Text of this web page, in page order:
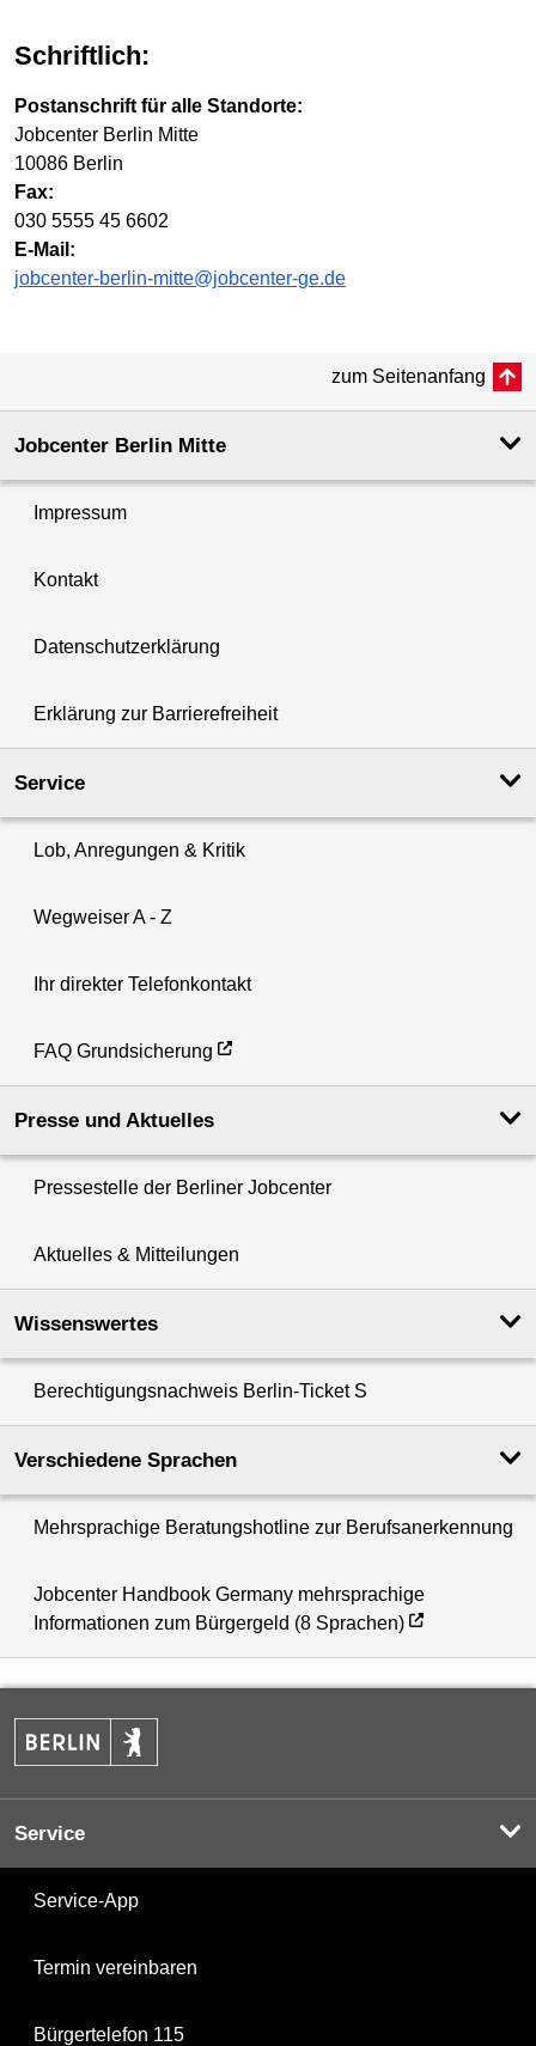
Schriftlich:
Postanschrift für alle Standorte:
Jobcenter Berlin Mitte
10086 Berlin
Fax:
030 5555 45 6602
E-Mail:
jobcenter-berlin-mitte@jobcenter-ge.de
zum Seitenanfang
Jobcenter Berlin Mitte
Impressum
Kontakt
Datenschutzerklärung
Erklärung zur Barrierefreiheit
Service
Lob, Anregungen & Kritik
Wegweiser A - Z
Ihr direkter Telefonkontakt
FAQ Grundsicherung
Presse und Aktuelles
Pressestelle der Berliner Jobcenter
Aktuelles & Mitteilungen
Wissenswertes
Berechtigungsnachweis Berlin-Ticket S
Verschiedene Sprachen
Mehrsprachige Beratungshotline zur Berufsanerkennung
Jobcenter Handbook Germany mehrsprachige
Informationen zum Bürgergeld (8 Sprachen)
Service
Service-App
Termin vereinbaren
Bürgertelefon 115